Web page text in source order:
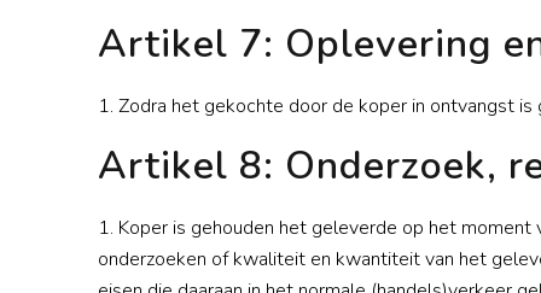
Artikel 7: Oplevering
1. Zodra het gekochte door de koper in ontvangst
Artikel 8: Onderzoek,
1. Koper is gehouden het geleverde op het
onderzoeken of kwaliteit en kwantiteit van het